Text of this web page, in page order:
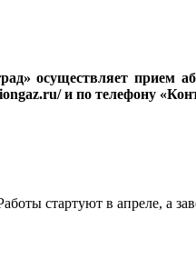
осуществляет прием
и по телефону
стартуют в апреле, а